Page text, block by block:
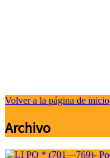
Volver a la página de inicio
Archivo